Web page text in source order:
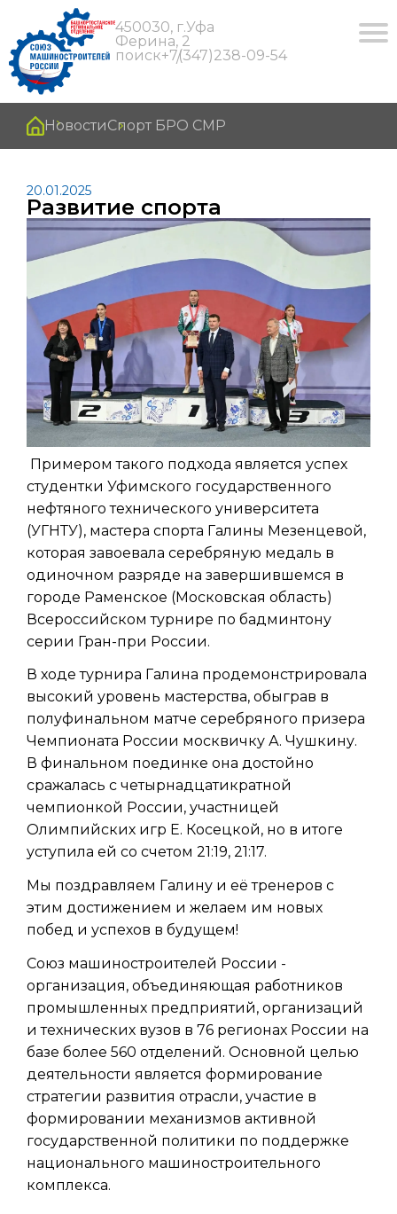
450030, г.Уфа
Ферина, 2
поиск+7(347)238-09-54
НовостиСпорт БРО СМР
20.01.2025
Развитие спорта
Примером такого подхода является успех
студентки Уфимского государственного
нефтяного технического университета
(УГНТУ), мастера спорта Галины Мезенцевой,
которая завоевала серебряную медаль в
одиночном разряде на завершившемся в
городе Раменское (Московская область)
Всероссийском турнире по бадминтону
серии Гран-при России.
В ходе турнира Галина продемонстрировала
высокий уровень мастерства, обыграв в
полуфинальном матче серебряного призера
Чемпионата России москвичку А. Чушкину.
В финальном поединке она достойно
сражалась с четырнадцатикратной
чемпионкой России, участницей
Олимпийских игр Е. Косецкой, но в итоге
уступила ей со счетом 21:19, 21:17.
Мы поздравляем Галину и её тренеров с
этим достижением и желаем им новых
побед и успехов в будущем!
Союз машиностроителей России -
организация, объединяющая работников
промышленных предприятий, организаций
и технических вузов в 76 регионах России на
базе более 560 отделений. Основной целью
деятельности является формирование
стратегии развития отрасли, участие в
формировании механизмов активной
государственной политики по поддержке
национального машиностроительного
комплекса.